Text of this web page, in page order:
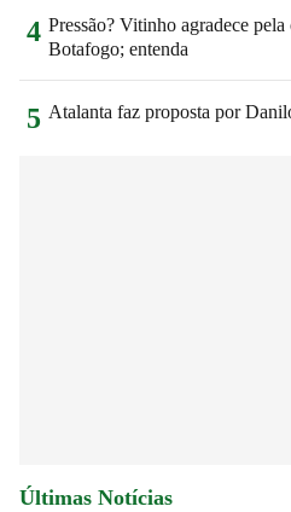
4 Pressão? Vitinho agradece
Botafogo; entenda
5 Atalanta faz proposta por
Últimas Notícias